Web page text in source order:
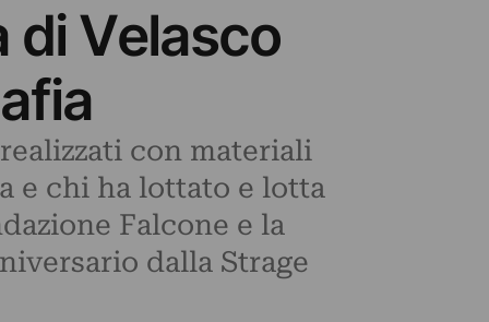
di Velasco
con materiali
e chi ha lottato e lotta
Falcone e la
dalla Strage